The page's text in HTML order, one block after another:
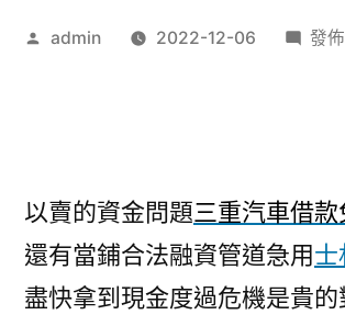
作
admin 2022-12-06
在
褲
的
降
利
發
以賣的資金問題三重汽車借款
還有當鋪合法融資管道急用士
盡快拿到現金度過危機是貴